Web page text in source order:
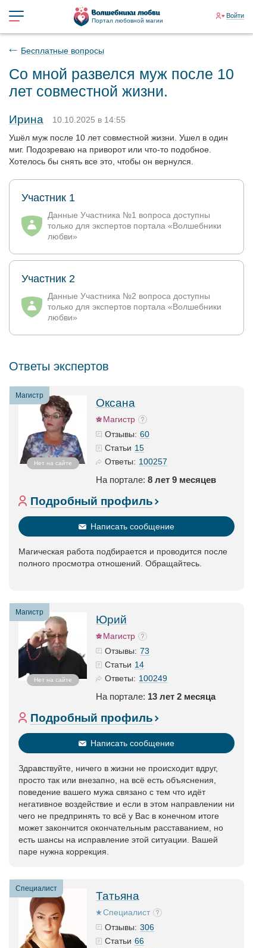
Портал любовной магии
Войти
Бесплатные вопросы
Со мной развелся муж после 10
лет совместной жизни.
Ирина
10.10.2025 в 14:55
Ушёл муж после 10 лет совместной жизни. Ушел в один
миг. Подозреваю на приворот или что-то подобное.
Хотелось бы снять все это, чтобы он вернулся.
Участник 1
Данные Участника №1 вопроса доступны
только для экспертов портала «Волшебники
любви»
Участник 2
Данные Участника №2 вопроса доступны
только для экспертов портала «Волшебники
любви»
Ответы экспертов
Магистр
Нет на сайте
Оксана
Магистр
Отзывы: 60
Статьи 15
Ответы: 100257
На портале: 8 лет 9 месяцев
Подробный профиль
Написать сообщение
Магическая работа подбирается и проводится после
полного просмотра отношений. Обращайтесь.
Магистр
Нет на сайте
Юрий
Магистр
Отзывы: 73
Статьи 14
Ответы: 100249
На портале: 13 лет 2 месяца
Подробный профиль
Написать сообщение
Здравствуйте, ничего в жизни не происходит вдруг,
просто так или внезапно, на всё есть объяснения,
поведение вашего мужа связано с тем что идёт
негативное воздействие и если в этом направлении ни
чего не предпринять то всё у Вас в конечном итоге
может закончится окончательным расставанием, но
есть шансы на исправление этой ситуации. Вашей
паре нужна коррекция.
Специалист
Татьяна
Специалист
Отзывы: 306
Статьи 66